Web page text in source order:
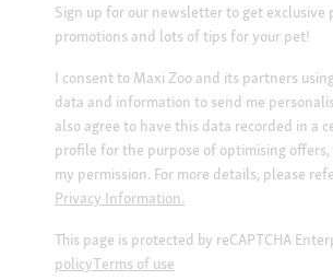
Sign up for our newsletter to get exclusive
promotions and lots of tips for your pet!
I consent to Maxi Zoo and its partners
data and information to send me
also agree to have this data recorded in a
profile for the purpose of optimising offers,
my permission. For more details, please
Privacy Information.
This page is protected by reCAPTCHA
policyTerms of use